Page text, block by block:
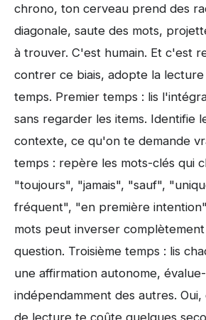
chrono, ton cerveau prend des
diagonale, saute des mots,
à trouver. C'est humain. Et c'est
contrer ce biais, adopte la
temps. Premier temps : lis
sans regarder les items. Identifie
contexte, ce qu'on te demande
temps : repère les mots-clés qui
"toujours", "jamais", "sauf",
fréquent", "en première
mots peut inverser
question. Troisième temps : lis
une affirmation autonome,
indépendamment des autres.
de lecture te coûte quelques